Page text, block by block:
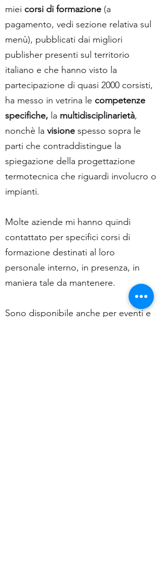
miei corsi di formazione (a
pagamento, vedi sezione relativa sul
menù), pubblicati dai migliori
publisher presenti sul territorio
italiano e che hanno visto la
partecipazione di quasi 2000 corsisti,
ha messo in vetrina le competenze
specifiche, la multidisciplinarietà,
nonchè la visione spesso sopra le
parti che contraddistingue la
spiegazione della progettazione
termotecnica che riguardi involucro o
impianti.
Molte aziende mi hanno quindi
contattato per specifici corsi di
formazione destinati al loro
personale interno, in presenza, in
maniera tale da mantenere.
Sono disponibile anche per eventi e